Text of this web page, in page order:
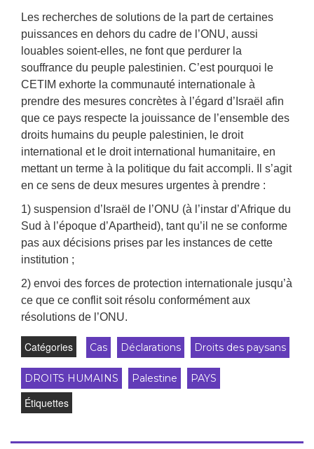
Les recherches de solutions de la part de certaines
puissances en dehors du cadre de l’ONU, aussi
louables soient-elles, ne font que perdurer la
souffrance du peuple palestinien. C’est pourquoi le
CETIM exhorte la communauté internationale à
prendre des mesures concrètes à l’égard d’Israël afin
que ce pays respecte la jouissance de l’ensemble des
droits humains du peuple palestinien, le droit
international et le droit international humanitaire, en
mettant un terme à la politique du fait accompli. Il s’agit
en ce sens de deux mesures urgentes à prendre :
1) suspension d’Israël de l’ONU (à l’instar d’Afrique du
Sud à l’époque d’Apartheid), tant qu’il ne se conforme
pas aux décisions prises par les instances de cette
institution ;
2) envoi des forces de protection internationale jusqu’à
ce que ce conflit soit résolu conformément aux
résolutions de l’ONU.
Catégories Cas Déclarations Droits des paysans
DROITS HUMAINS Palestine PAYS
Étiquettes